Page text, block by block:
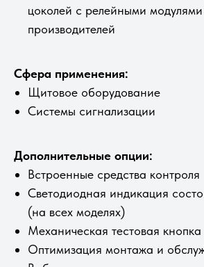
цоколей с релейными модулями
производителей
Сфера применения:
Щитовое оборудование
Системы сигнализации
Дополнительные опции:
Встроенные средства контроля
Светодиодная индикация
(на всех моделях)
Механическая тестовая кнопка
Оптимизация монтажа и